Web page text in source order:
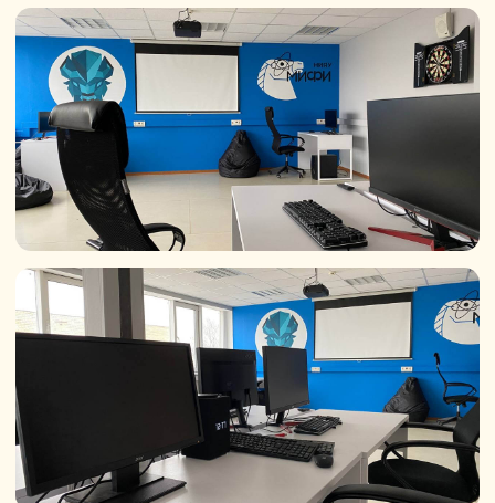
Бесплатно
Как поступить
в 2026 году
Первый шаг
Начните подготовку
Оставьте заявку сегодня.
Мы закрепим за вами личного
менеджера, подробно расскажем,
что и когда нужно сделать. Откроем
доступ к бесплатным материалам
подготовительного курса, чтобы
вы могли освежить знания перед
Сегодня